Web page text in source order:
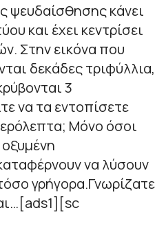
ψευδαίσθησης κάνει
και έχει κεντρίσει
Στην εικόνα που
δεκάδες τριφύλλια,
3
να τα εντοπίσετε
Μόνο όσοι
οξυμένη
να λύσουν
γρήγορα.Γνωρίζατε